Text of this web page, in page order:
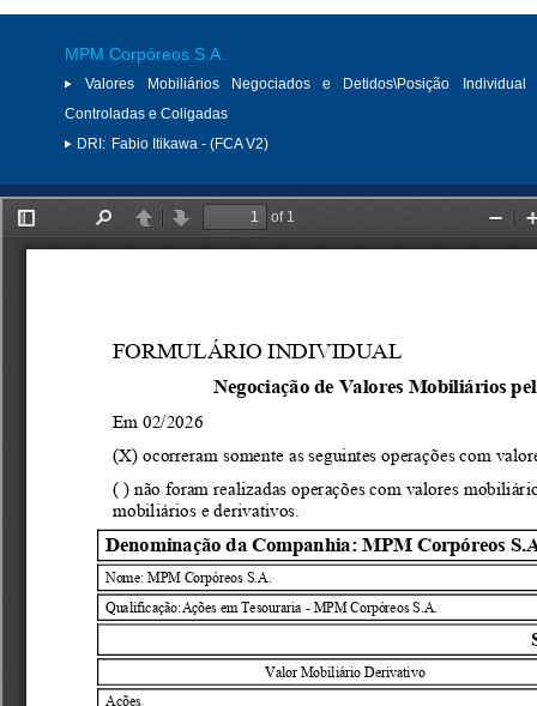
MPM Corpóreos S.A.
Valores Mobiliários Negociados e Detidos\Posição
Controladas e Coligadas
DRI: Fabio Itikawa - (FCA V2)